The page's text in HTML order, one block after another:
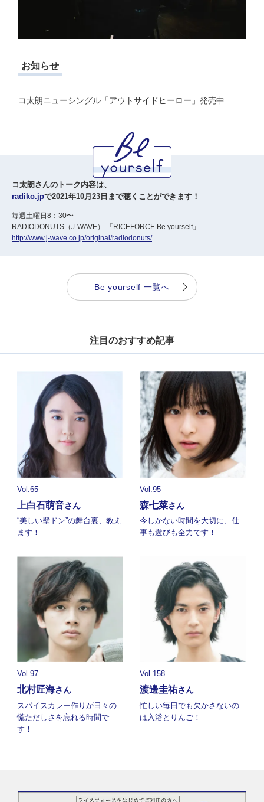
お知らせ
コ太朗ニューシングル「アウトサイドヒーロー」発売中
コ太朗さんのトーク内容は、
radiko.jpで2021年10月23日まで聴くことができます！
毎週土曜日8：30〜
RADIODONUTS（J-WAVE） 「RICEFORCE Be yourself」
http://www.j-wave.co.jp/original/radiodonuts/
Be yourself 一覧へ
注目のおすすめ記事
Vol.65
上白石萌音さん
“美しい壁ドン”の舞台裏、教え
ます！
Vol.95
森七菜さん
今しかない時間を大切に、仕
事も遊びも全力です！
Vol.97
北村匠海さん
スパイスカレー作りが日々の
慌ただしさを忘れる時間で
す！
Vol.158
渡邊圭祐さん
忙しい毎日でも欠かさないの
は入浴とりんご！